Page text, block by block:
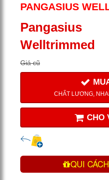
PANGASIUS
Pangasius
Welltrimmed
Giá cũ
CHẤT LƯƠNG,
CHO
QUI